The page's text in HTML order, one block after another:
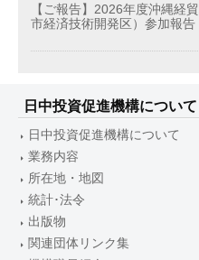
【ご報告】2026年度沖縄経
市経済技術開発区）参加報告
日中投資促進機構について
日中投資促進機構について
業務内容
所在地・地図
統計･法令
出版物
関連団体リンク集